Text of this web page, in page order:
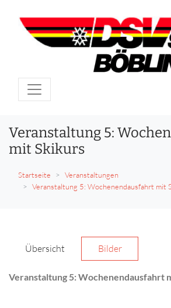
Veranstaltung 5:
mit Skikurs
Startseite
Veranstaltungen
Veranstaltung 5: Wochenendausfahrt mit
Übersicht Bilder
Veranstaltung 5: Wochenendausfahrt